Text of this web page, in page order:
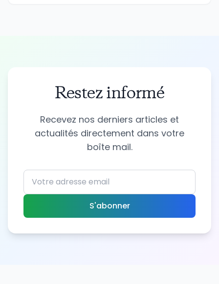
Restez informé
Recevez nos derniers articles et
actualités directement dans votre
boîte mail.
S'abonner